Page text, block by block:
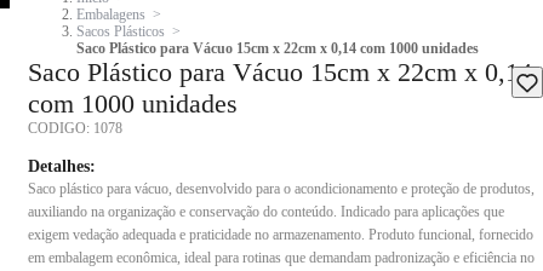
Embalagens
Sacos Plásticos
Saco Plástico para Vácuo 15cm x 22cm x 0,14 com 1000 unidades
Saco Plástico para Vácuo 15cm x 22cm x 0,14
com 1000 unidades
CODIGO: 1078
Detalhes:
Saco plástico para vácuo, desenvolvido para o acondicionamento e proteção de produtos,
auxiliando na organização e conservação do conteúdo. Indicado para aplicações que
exigem vedação adequada e praticidade no armazenamento. Produto funcional, fornecido
em embalagem econômica, ideal para rotinas que demandam padronização e eficiência no